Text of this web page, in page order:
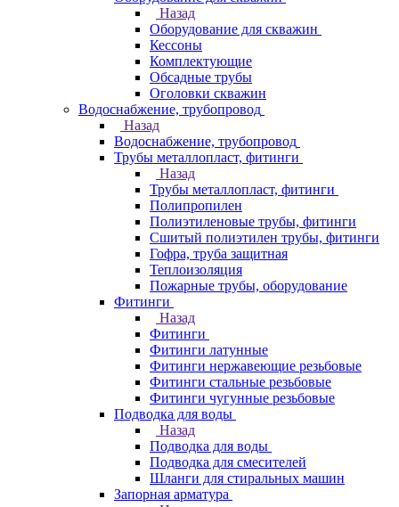
Назад
Оборудование для скважин
Кессоны
Комплектующие
Обсадные трубы
Оголовки скважин
Водоснабжение, трубопровод
Назад
Водоснабжение, трубопровод
Трубы металлопласт, фитинги
Назад
Трубы металлопласт, фитинги
Полипропилен
Полиэтиленовые трубы, фитинги
Сшитый полиэтилен трубы, фитинги
Гофра, труба защитная
Теплоизоляция
Пожарные трубы, оборудование
Фитинги
Назад
Фитинги
Фитинги латунные
Фитинги нержавеющие резьбовые
Фитинги стальные резьбовые
Фитинги чугунные резьбовые
Подводка для воды
Назад
Подводка для воды
Подводка для смесителей
Шланги для стиральных машин
Запорная арматура